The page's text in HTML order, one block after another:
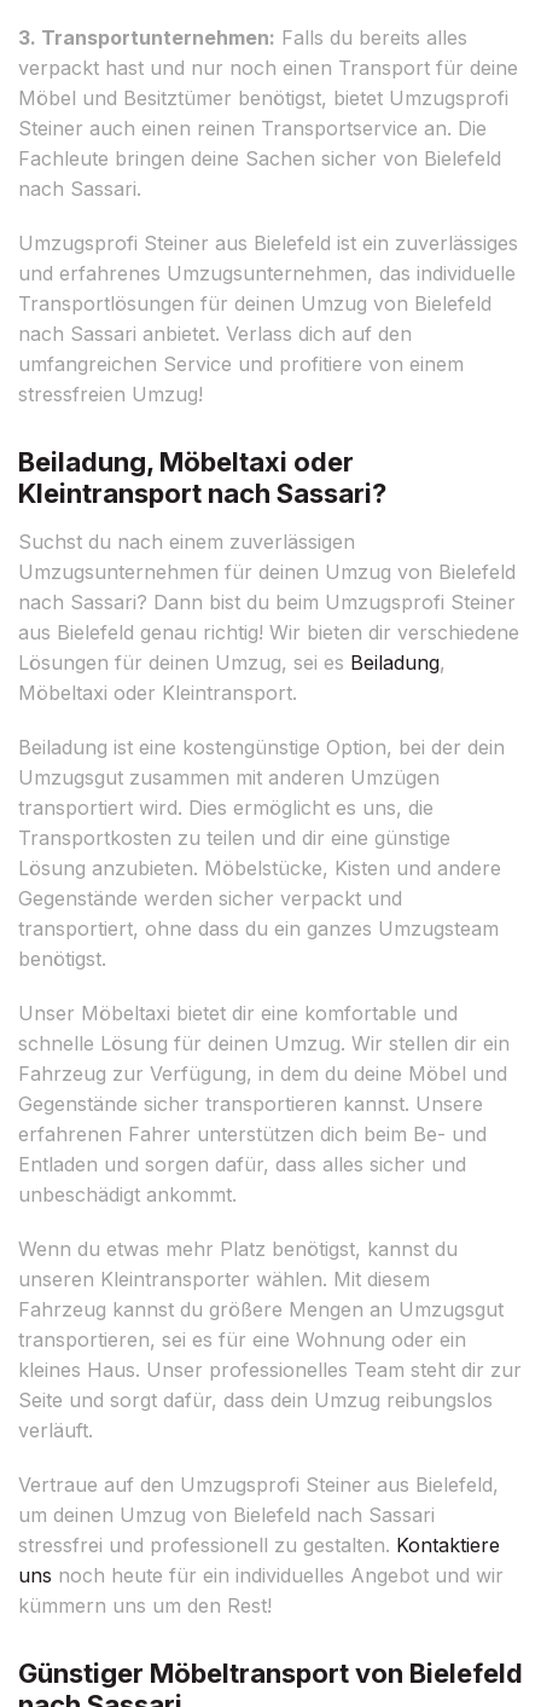
3. Transportunternehmen: Falls du bereits alles
verpackt hast und nur noch einen Transport für deine
Möbel und Besitztümer benötigst, bietet Umzugsprofi
Steiner auch einen reinen Transportservice an. Die
Fachleute bringen deine Sachen sicher von Bielefeld
nach Sassari.
Umzugsprofi Steiner aus Bielefeld ist ein zuverlässiges
und erfahrenes Umzugsunternehmen, das individuelle
Transportlösungen für deinen Umzug von Bielefeld
nach Sassari anbietet. Verlass dich auf den
umfangreichen Service und profitiere von einem
stressfreien Umzug!
Beiladung, Möbeltaxi oder
Kleintransport nach Sassari?
Suchst du nach einem zuverlässigen
Umzugsunternehmen für deinen Umzug von Bielefeld
nach Sassari? Dann bist du beim Umzugsprofi Steiner
aus Bielefeld genau richtig! Wir bieten dir verschiedene
Lösungen für deinen Umzug, sei es Beiladung,
Möbeltaxi oder Kleintransport.
Beiladung ist eine kostengünstige Option, bei der dein
Umzugsgut zusammen mit anderen Umzügen
transportiert wird. Dies ermöglicht es uns, die
Transportkosten zu teilen und dir eine günstige
Lösung anzubieten. Möbelstücke, Kisten und andere
Gegenstände werden sicher verpackt und
transportiert, ohne dass du ein ganzes Umzugsteam
benötigst.
Unser Möbeltaxi bietet dir eine komfortable und
schnelle Lösung für deinen Umzug. Wir stellen dir ein
Fahrzeug zur Verfügung, in dem du deine Möbel und
Gegenstände sicher transportieren kannst. Unsere
erfahrenen Fahrer unterstützen dich beim Be- und
Entladen und sorgen dafür, dass alles sicher und
unbeschädigt ankommt.
Wenn du etwas mehr Platz benötigst, kannst du
unseren Kleintransporter wählen. Mit diesem
Fahrzeug kannst du größere Mengen an Umzugsgut
transportieren, sei es für eine Wohnung oder ein
kleines Haus. Unser professionelles Team steht dir zur
Seite und sorgt dafür, dass dein Umzug reibungslos
verläuft.
Vertraue auf den Umzugsprofi Steiner aus Bielefeld,
um deinen Umzug von Bielefeld nach Sassari
stressfrei und professionell zu gestalten. Kontaktiere
uns noch heute für ein individuelles Angebot und wir
kümmern uns um den Rest!
Günstiger Möbeltransport von Bielefeld